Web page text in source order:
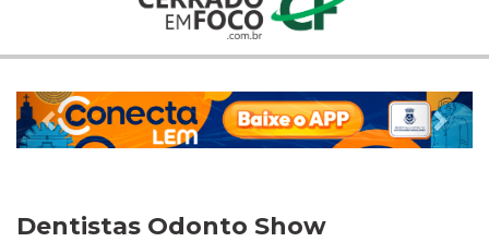
Previous Next
Dentistas Odonto Show